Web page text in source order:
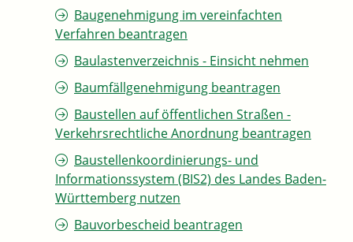
Baugenehmigung im vereinfachten
Verfahren beantragen
Baulastenverzeichnis - Einsicht nehmen
Baumfällgenehmigung beantragen
Baustellen auf öffentlichen Straßen -
Verkehrsrechtliche Anordnung beantragen
Baustellenkoordinierungs- und
Informationssystem (BIS2) des Landes Baden-
Württemberg nutzen
Bauvorbescheid beantragen